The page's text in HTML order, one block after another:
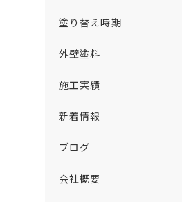
塗り替え時期
外壁塗料
施工実績
新着情報
ブログ
会社概要